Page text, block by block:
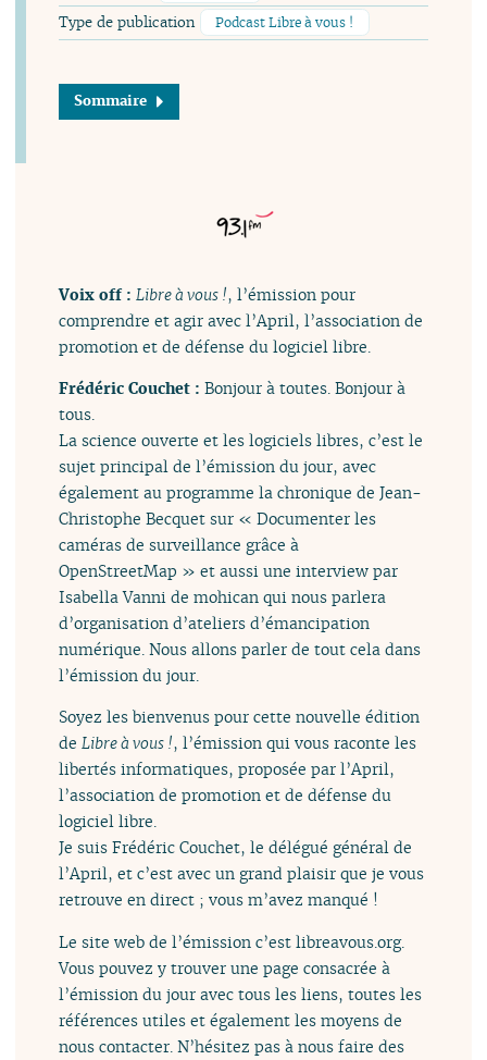
Type de publication Podcast Libre à vous !
Sommaire
Voix off : Libre à vous !, l’émission pour
comprendre et agir avec l’April, l’association de
promotion et de défense du logiciel libre.
Frédéric Couchet :Bonjour à toutes. Bonjour à
tous.
La science ouverte et les logiciels libres, c’est le
sujet principal de l’émission du jour, avec
également au programme la chronique de Jean-
Christophe Becquet sur « Documenter les
caméras de surveillance grâce à
OpenStreetMap » et aussi une interview par
Isabella Vanni de mohican qui nous parlera
d’organisation d’ateliers d’émancipation
numérique. Nous allons parler de tout cela dans
l’émission du jour.
Soyez les bienvenus pour cette nouvelle édition
deLibre à vous !, l’émission qui vous raconte les
libertés informatiques, proposée par l’April,
l’association de promotion et de défense du
logiciel libre.
Je suis Frédéric Couchet, le délégué général de
l’April, et c’est avec un grand plaisir que je vous
retrouve en direct ; vous m’avez manqué !
Le site web de l’émission c’est libreavous.org.
Vous pouvez y trouver une page consacrée à
l’émission du jour avec tous les liens, toutes les
références utiles et également les moyens de
nous contacter. N’hésitez pas à nous faire des